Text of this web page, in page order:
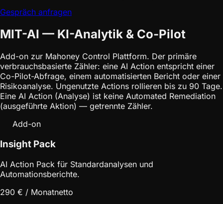
Gespräch anfragen
MIT-AI — KI-Analytik & Co-Pilot
Add-on zur Mahoney Control Plattform. Der primäre
verbrauchsbasierte Zähler: eine AI Action entspricht einer
Co-Pilot-Abfrage, einem automatisierten Bericht oder einer
Risikoanalyse. Ungenutzte Actions rollieren bis zu 90 Tage.
Eine AI Action (Analyse) ist keine Automated Remediation
(ausgeführte Aktion) — getrennte Zähler.
Add-on
Insight Pack
AI Action Pack für Standardanalysen und
Automationsberichte.
290 € / Monatnetto